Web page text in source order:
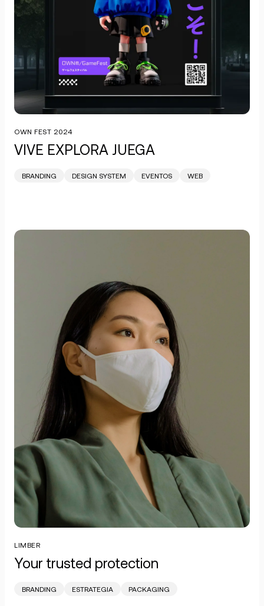
OWN FEST 2024
VIVE EXPLORA JUEGA
BRANDING DESIGN SYSTEM EVENTOS WEB
LIMBER
Your trusted protection
BRANDING ESTRATEGIA PACKAGING